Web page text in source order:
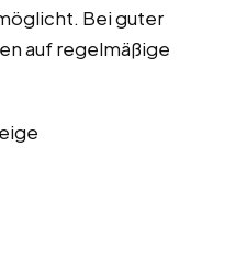
Bei guter
auf regelmäßige